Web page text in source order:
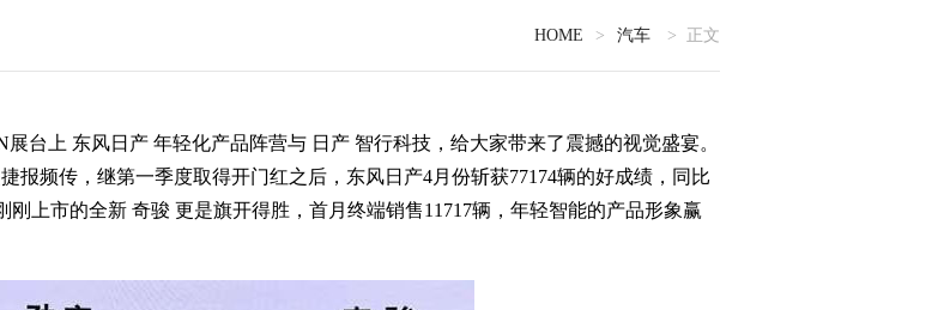
HOME > 汽车 > 正文
上 东风日产 年轻化产品阵营与 日产 智行科技，给大家带来了震撼的视觉盛宴。
报频传，继第一季度取得开门红之后，东风日产4月份斩获77174辆的好成绩，同比
上市的全新 奇骏 更是旗开得胜，首月终端销售11717辆，年轻智能的产品形象赢